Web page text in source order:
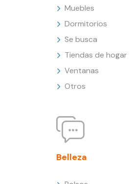
Muebles
Dormitorios
Se busca
Tiendas de hogar
Ventanas
Otros
Belleza